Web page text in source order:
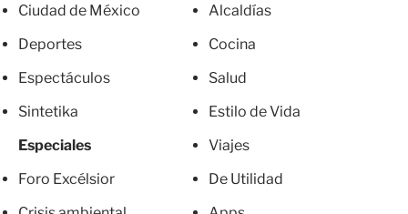
Ciudad de México
Deportes
Espectáculos
Sintetika
Especiales
Foro Excélsior
Alcaldías
Cocina
Salud
Estilo de Vida
Viajes
De Utilidad